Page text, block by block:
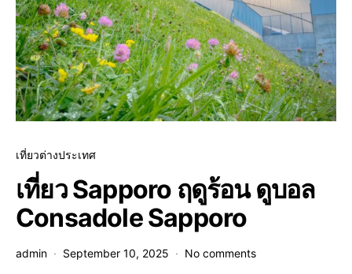
เที่ยวต่างประเทศ
เที่ยว Sapporo ฤดูร้อน ดูบอล
Consadole Sapporo
admin September 10, 2025 No comments